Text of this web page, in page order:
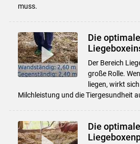
muss.
Die
Der Bereich
große Rolle.
liegen, wirkt
Milchleistung und die Tiergesundheit
Die